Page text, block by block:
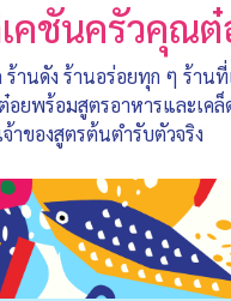
คชันครัวคุณต๋
ร้านดัง ร้านอร่อยทุก ๆ ร้าน
อยพร้อมสูตรอาหารและเคล็
จ้าของสูตรต้นตำรับตัวจริง